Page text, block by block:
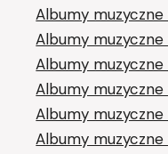
Albumy
Albumy
Albumy
Albumy
Albumy
Albumy